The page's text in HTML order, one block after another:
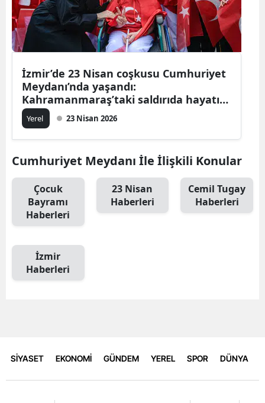
İzmir’de 23 Nisan coşkusu Cumhuriyet
Meydanı’nda yaşandı:
Kahramanmaraş’taki saldırıda hayatını
kaybedenler unutulmadı
Yerel 23 Nisan 2026
Cumhuriyet Meydanı İle İlişkili Konular
Çocuk
Bayramı
Haberleri
23 Nisan
Haberleri
Cemil Tugay
Haberleri
İzmir
Haberleri
SİYASET EKONOMİ GÜNDEM YEREL SPOR DÜNYA